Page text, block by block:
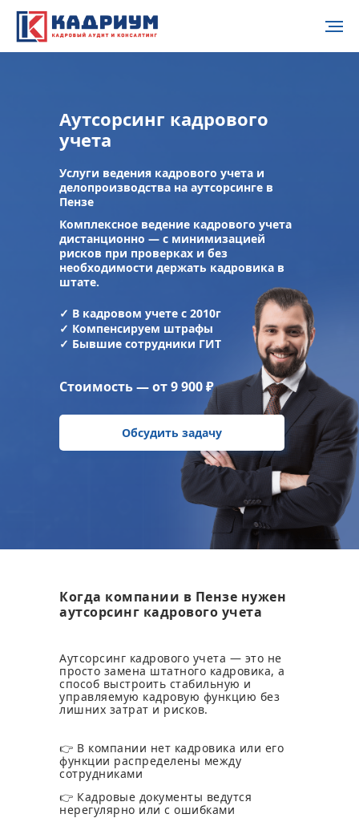
Услуги ведения кадрового учета и
делопроизводства на аутсорсинге в
Пензе
Аутсорсинг кадрового
учета
Комплексное ведение кадрового учета
дистанционно — с минимизацией
рисков при проверках и без
необходимости держать кадровика в
штате.
✓ В кадровом учете с 2010г
✓ Компенсируем штрафы
✓ Бывшие сотрудники ГИТ
Обсудить задачу
Стоимость — от 9 900 ₽
Аутсорсинг кадрового учета — это не
просто замена штатного кадровика, а
способ выстроить стабильную и
управляемую кадровую функцию без
лишних затрат и рисков.
👉 В компании нет кадровика или его
функции распределены между
сотрудниками
👉 Кадровые документы ведутся
нерегулярно или с ошибками
Когда компании в Пензе нужен
аутсорсинг кадрового учета